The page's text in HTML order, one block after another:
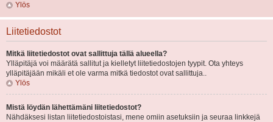
Ylös
Liitetiedostot
Mitkä liitetiedostot ovat sallittuja tällä alueella?
Ylläpitäjä voi määrätä sallitut ja kielletyt liitetiedostojen tyypit. Ota yhteys
ylläpitäjään mikäli et ole varma mitkä tiedostot ovat sallittuja..
Ylös
Mistä löydän lähettämäni liitetiedostot?
Nähdäksesi listan liitetiedostoistasi, mene omiin asetuksiin ja seuraa linkkejä